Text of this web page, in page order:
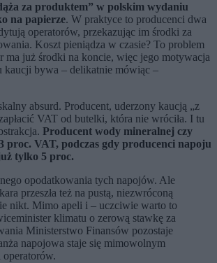
za produktem” w polskim wydaniu
na papierze. W praktyce to producenci dwa
operatorów, przekazując im środki za
Koszt pieniądza w czasie? To problem
ma już środki na koncie, więc jego motywacja
kaucji bywa – delikatnie mówiąc –
absurd. Producent, uderzony kaucją „z
VAT od butelki, która nie wróciła. I tu
Producent wody mineralnej czy
proc. VAT, podczas gdy producenci napoju
tylko 5 proc.
opodatkowania tych napojów. Ale
przeszła też na pustą, niezwróconą
nikt. Mimo apeli i – uczciwie warto to
klimatu o zerową stawkę za
Ministerstwo Finansów pozostaje
napojowa staje się mimowolnym
operatorów.